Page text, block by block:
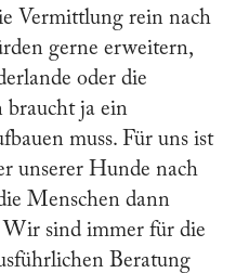
Vermittlung rein nach
gerne erweitern,
oder die
braucht ja ein
muss. Für uns ist
unserer Hunde nach
Menschen dann
sind immer für die
Beratung